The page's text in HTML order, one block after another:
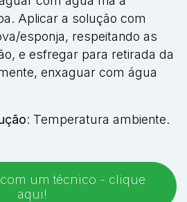
Aplicar a solução com
esponja, respeitando as
e esfregar para retirada da
enxaguar com água
: Temperatura ambiente.
um técnico - clique
aqui!